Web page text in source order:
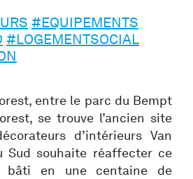
#EQUIPEMENTS
#LOGEMENTSOCIAL
entre le parc du Bempt
se trouve l’ancien site
d’intérieurs Van
Sud souhaite réaffecter ce
bâti en une centaine de